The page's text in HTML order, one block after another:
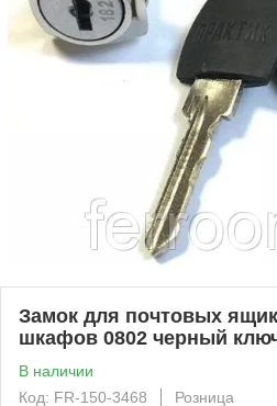
Замок для почтовых
шкафов 0802 черный
В наличии
Код: FR-150-3468
Розница